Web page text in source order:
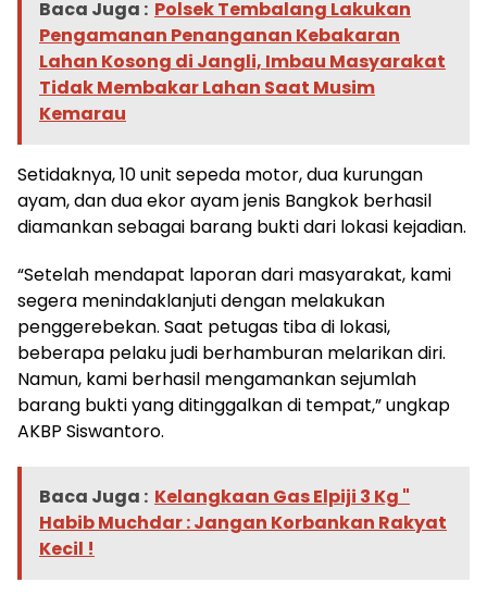
Baca Juga : Polsek Tembalang Lakukan
Pengamanan Penanganan Kebakaran
Lahan Kosong di Jangli, Imbau Masyarakat
Tidak Membakar Lahan Saat Musim
Kemarau
Setidaknya, 10 unit sepeda motor, dua kurungan
ayam, dan dua ekor ayam jenis Bangkok berhasil
diamankan sebagai barang bukti dari lokasi kejadian.
“Setelah mendapat laporan dari masyarakat, kami
segera menindaklanjuti dengan melakukan
penggerebekan. Saat petugas tiba di lokasi,
beberapa pelaku judi berhamburan melarikan diri.
Namun, kami berhasil mengamankan sejumlah
barang bukti yang ditinggalkan di tempat,” ungkap
AKBP Siswantoro.
Baca Juga : Kelangkaan Gas Elpiji 3 Kg "
Habib Muchdar : Jangan Korbankan Rakyat
Kecil !